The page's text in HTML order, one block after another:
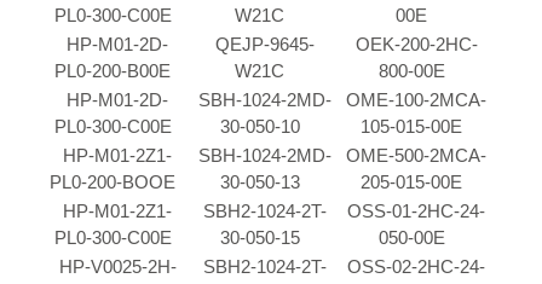
PL0-300-C00E
W21C
00E
HP-M01-2D-
PL0-200-B00E
QEJP-9645-
W21C
OEK-200-2HC-
800-00E
HP-M01-2D-
PL0-300-C00E
SBH-1024-2MD-
30-050-10
OME-100-2MCA-
105-015-00E
HP-M01-2Z1-
PL0-200-BOOE
SBH-1024-2MD-
30-050-13
OME-500-2MCA-
205-015-00E
HP-M01-2Z1-
PL0-300-C00E
SBH2-1024-2T-
30-050-15
OSS-01-2HC-24-
050-00E
HP-V0025-2H-
SBH2-1024-2T-
OSS-02-2HC-24-